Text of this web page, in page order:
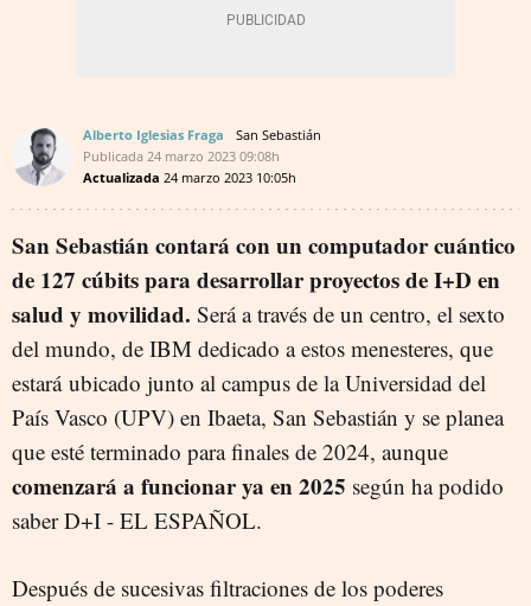
Alberto Iglesias Fraga
San Sebastián
Publicada 24 marzo 2023 09:08h
Actualizada 24 marzo 2023 10:05h
San Sebastián contará con un computador cuántico
de 127 cúbits para desarrollar proyectos de I+D en
salud y movilidad. Será a través de un centro, el sexto
del mundo, de IBM dedicado a estos menesteres, que
estará ubicado junto al campus de la Universidad del
País Vasco (UPV) en Ibaeta, San Sebastián y se planea
que esté terminado para finales de 2024, aunque
comenzará a funcionar ya en 2025 según ha podido
saber D+I - EL ESPAÑOL.
Después de sucesivas filtraciones de los poderes